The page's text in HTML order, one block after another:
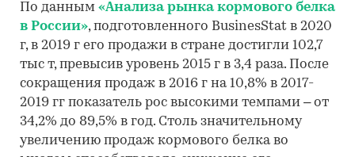
По данным «Анализа рынка кормового белка
в России», подготовленного BusinesStat в 2020
г, в 2019 г его продажи в стране достигли 102,7
тыс т, превысив уровень 2015 г в 3,4 раза. После
сокращения продаж в 2016 г на 10,8% в 2017-
2019 гг показатель рос высокими темпами – от
34,2% до 89,5% в год. Столь значительному
увеличению продаж кормового белка во